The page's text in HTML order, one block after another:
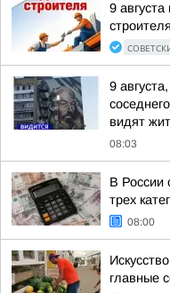
9
строителя
9
видят
08:03
В России
трех
08:00
главные